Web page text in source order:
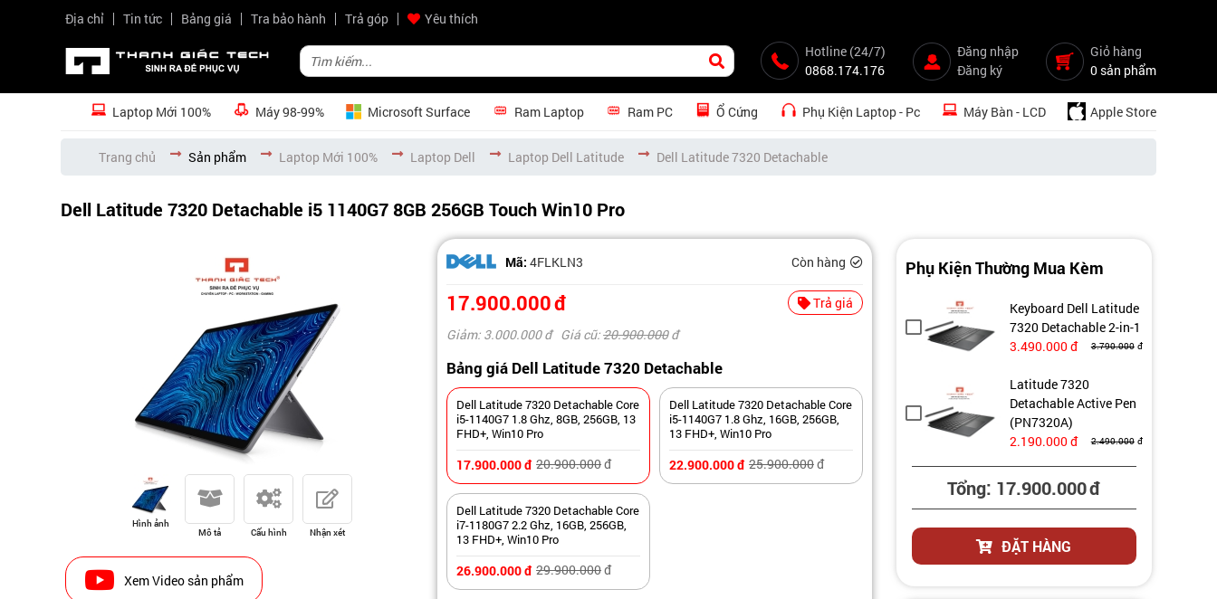
Địa chỉ Tin tức Bảng giá Tra bảo hành Trả góp
Yêu thích
Hotline (24/7)
0868.174.176
Đăng nhập
Đăng ký
Giỏ hàng
0 sản phẩm
Laptop Mới 100% Máy 98-99% Microsoft Surface Ram Laptop Ram PC Ổ Cứng Phụ Kiện Laptop - Pc Máy Bàn - LCD Apple Store
Trang chủ Sản phẩm Laptop Mới 100% Laptop Dell Laptop Dell Latitude Dell Latitude 7320 Detachable
Dell Latitude 7320 Detachable i5 1140G7 8GB 256GB Touch Win10 Pro
Hình ảnh
Mô tả Cấu hình Nhận xét
Xem Video sản phẩm
Mã:4FLKLN3 Còn hàng
17.900.000đ
Trả giá
Giảm: 3.000.000 đ Giá cũ:20.900.000 đ
Bảng giá Dell Latitude 7320 Detachable
Dell Latitude 7320 Detachable Core
i5-1140G7 1.8 Ghz, 8GB, 256GB, 13
FHD+, Win10 Pro
17.900.000đ 20.900.000đ
Dell Latitude 7320 Detachable Core
i5-1140G7 1.8 Ghz, 16GB, 256GB,
13 FHD+, Win10 Pro
22.900.000đ 25.900.000đ
Dell Latitude 7320 Detachable Core
i7-1180G7 2.2 Ghz, 16GB, 256GB,
13 FHD+, Win10 Pro
26.900.000đ 29.900.000đ
Phụ Kiện Thường Mua Kèm
Keyboard Dell Latitude
7320 Detachable 2-in-1
3.490.000đ 3.790.000 đ
Latitude 7320
Detachable Active Pen
(PN7320A)
2.190.000đ 2.490.000 đ
Tổng: 17.900.000đ
ĐẶT HÀNG